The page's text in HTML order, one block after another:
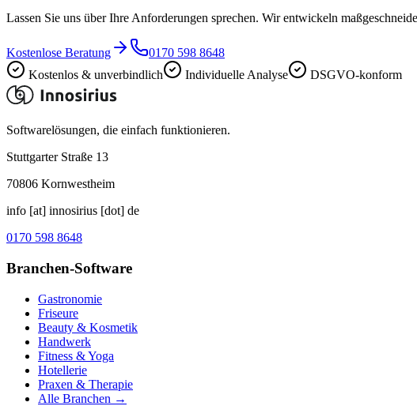
Lassen Sie uns über Ihre Anforderungen sprechen. Wir entwickeln
Kostenlose Beratung
0170 598 8648
Kostenlos & unverbindlich
Individuelle Analyse DSGVO-konform
Softwarelösungen, die einfach funktionieren.
Stuttgarter Straße 13
70806 Kornwestheim
info [at] innosirius [dot] de
0170 598 8648
Branchen-Software
Gastronomie
Friseure
Beauty & Kosmetik
Handwerk
Fitness & Yoga
Hotellerie
Praxen & Therapie
Alle Branchen →